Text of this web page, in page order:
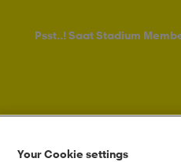
Psst..! Saat Stadium
Your Cookie settings